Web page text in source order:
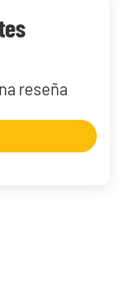
reseña